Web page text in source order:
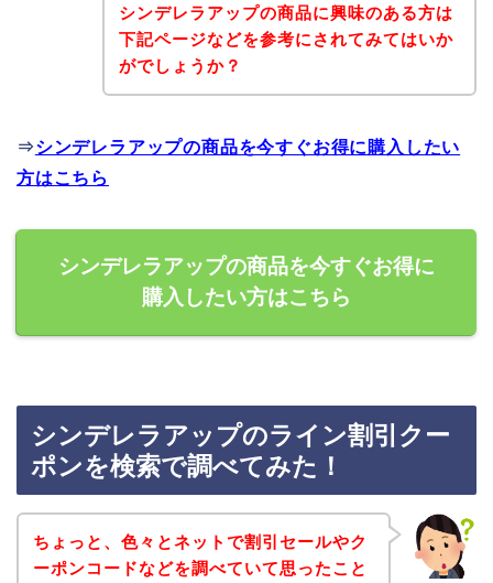
シンデレラアップの商品に興味のある方は
下記ページなどを参考にされてみてはいか
がでしょうか？
⇒シンデレラアップの商品を今すぐお得に購入したい
方はこちら
シンデレラアップの商品を今すぐお得に
購入したい方はこちら
シンデレラアップのライン割引クー
ポンを検索で調べてみた！
ちょっと、色々とネットで割引セールやク
ーポンコードなどを調べていて思ったこと